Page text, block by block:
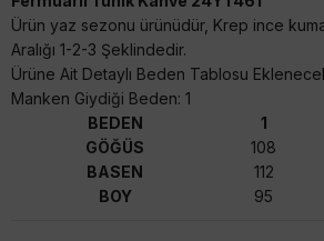
Ürün yaz sezonu ürünüdür, Krep ince
Aralığı 1-2-3 Şeklindedir.
Ürüne Ait Detaylı Beden Tablosu
Manken Giydiği Beden: 1
BEDEN
1
GÖĞÜS
108
BASEN
112
BOY
95